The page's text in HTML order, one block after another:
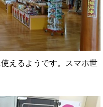
えるようです。スマホ世